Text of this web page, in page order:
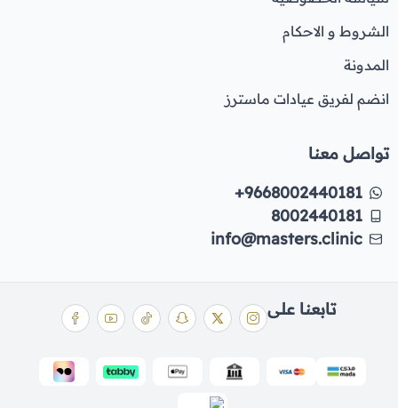
الشروط و الاحكام
المدونة
انضم لفريق عيادات ماسترز
تواصل معنا
+9668002440181
8002440181
info@masters.clinic
تابعنا على